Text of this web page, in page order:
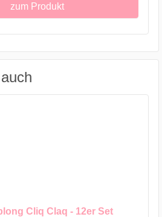
zum Produkt
Cliq Claq - 12er Set